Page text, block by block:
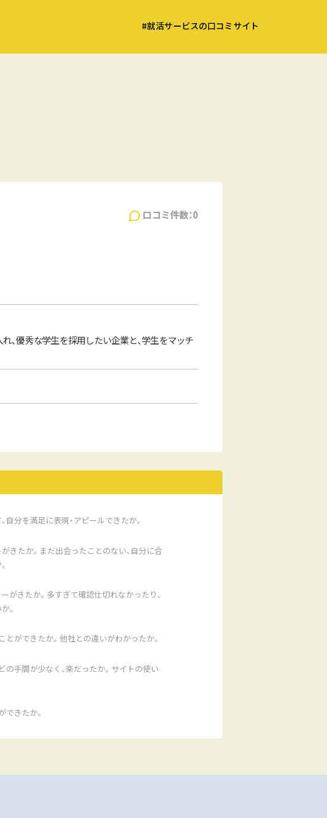
#就活サービスの口コミサイト
口コミ件数：0
、優秀な学生を採用したい企業と、学生をマッチ
自分を満足に表現・アピールできたか。
きたか。まだ出会ったことのない、自分に合
がきたか。多すぎて確認仕切れなかったり、
。
とができたか。他社との違いがわかったか。
の手間が少なく、楽だったか。サイトの使い
できたか。